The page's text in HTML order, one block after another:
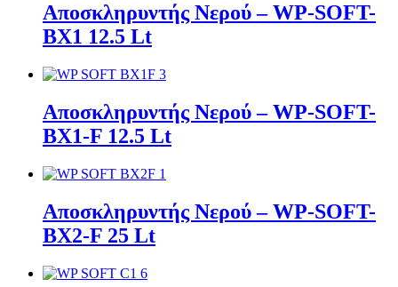
Αποσκληρυντής Νερού – WP-SOFT-
BX1 12.5 Lt
Αποσκληρυντής Νερού – WP-SOFT-
BX1-F 12.5 Lt
Αποσκληρυντής Νερού – WP-SOFT-
BX2-F 25 Lt